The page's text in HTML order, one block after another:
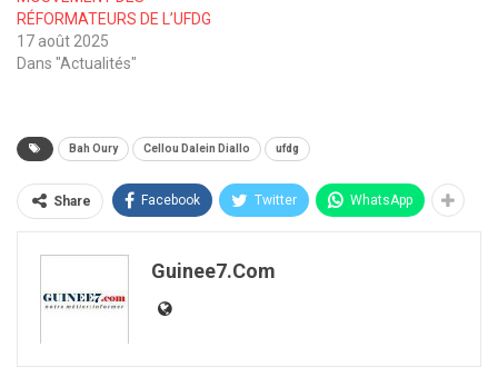
RÉFORMATEURS DE L’UFDG
17 août 2025
Dans "Actualités"
Bah Oury Cellou Dalein Diallo ufdg
Share Facebook Twitter WhatsApp
Guinee7.com